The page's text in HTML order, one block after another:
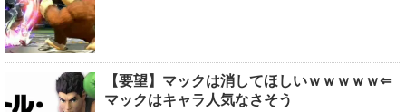
【要望】マックは消してほしいｗｗｗｗｗ⇐
マックはキャラ人気なさそう